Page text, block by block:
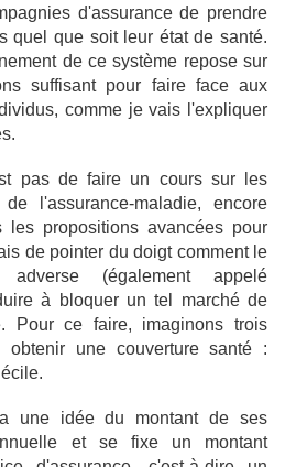
d'assurance de prendre
quel que soit leur état de santé.
de ce système repose sur
suffisant pour faire face aux
comme je vais l'expliquer
pas de faire un cours sur les
de l'assurance-maladie, encore
les propositions avancées pour
de pointer du doigt comment le
(également appelé
à bloquer un tel marché de
Pour ce faire, imaginons trois
obtenir une couverture santé :
une idée du montant de ses
et se fixe un montant